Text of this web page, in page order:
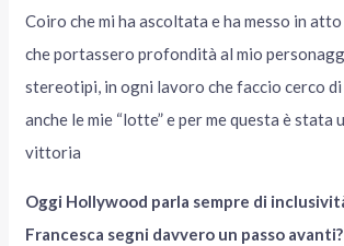
Coiro che mi ha ascoltata e ha messo in
che portassero profondità al mio
stereotipi, in ogni lavoro che faccio cerco
anche le mie “lotte” e per me questa è stata
vittoria
Oggi Hollywood parla sempre di
Francesca segni davvero un passo avanti?